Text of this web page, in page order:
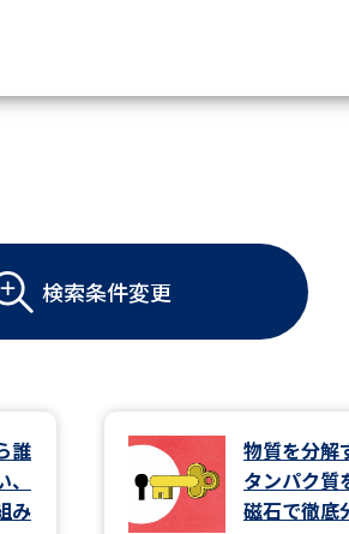
大学・短大の資料種類から請求
大学パンフ
学部・学科パンフ
総合型選抜・学校推薦型選抜 募集要項＆
大学・短大以外の資料から請
専門学校の資料請求 大学院の資料請求
検索条件変更
誰
み
物質を分解
タンパク質
磁石で徹底